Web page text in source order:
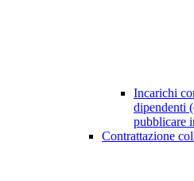
Incarichi
dipendenti
pubblicare
Contrattazione